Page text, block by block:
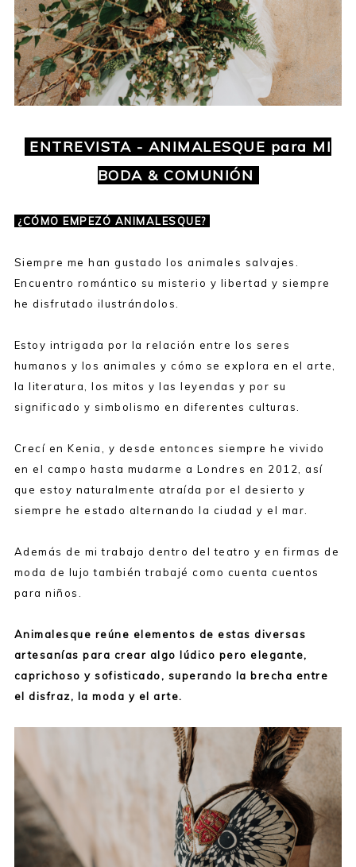
ENTREVISTA - ANIMALESQUE para MI
BODA & COMUNIÓN
¿CÓMO EMPEZÓ ANIMALESQUE?
Siempre me han gustado los animales salvajes.
Encuentro romántico su misterio y libertad y siempre
he disfrutado ilustrándolos.
Estoy intrigada por la relación entre los seres
humanos y los animales y cómo se explora en el arte,
la literatura, los mitos y las leyendas y por su
significado y simbolismo en diferentes culturas.
Crecí en Kenia, y desde entonces siempre he vivido
en el campo hasta mudarme a Londres en 2012, así
que estoy naturalmente atraída por el desierto y
siempre he estado alternando la ciudad y el mar.
Además de mi trabajo dentro del teatro y en firmas de
moda de lujo también trabajé como cuenta cuentos
para niños.
Animalesque reúne elementos de estas diversas
artesanías para crear algo lúdico pero elegante,
caprichoso y sofisticado, superando la brecha entre
el disfraz, la moda y el arte.